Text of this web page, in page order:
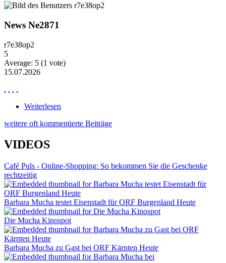
News Ne2871
r7e38op2
5
Average: 5 (1 vote)
15.07.2026
. . . .
Weiterlesen
weitere oft kommentierte Beiträge
VIDEOS
Café Puls - Online-Shopping: So bekommen Sie die Geschenke
rechtzeitig
Barbara Mucha testet Eisenstadt für ORF Burgenland Heute
Die Mucha Kinospot
Barbara Mucha zu Gast bei ORF Kärnten Heute